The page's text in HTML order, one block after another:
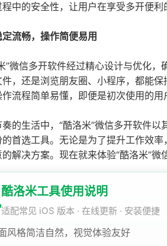
中的安全性，让用户在享受多开便利
流畅，操作简便易用
”微信多开软件经过精心设计与优化，
，还是浏览朋友圈、小程序，都能
流程简单易懂，即便是初次使用的用
的生活中，“酷洛米”微信多开软件
的首选工具。无论是为了提升工作效
解决方案。现在就来体验“酷洛米”微
酷洛米工具使用说明
适配常见 iOS 版本 · 在线更新 · 安装便捷
风格简洁自然，视觉体验友好